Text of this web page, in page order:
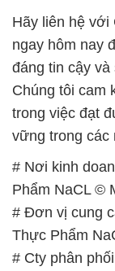
Hãy liên hệ
ngay hôm nay
đáng tin cậy
Chúng tôi cam
trong việc đạt
vững trong các
# Nơi kinh
Phẩm NaCL ©
# Đơn vị cung
Thực Phẩm
# Cty phân